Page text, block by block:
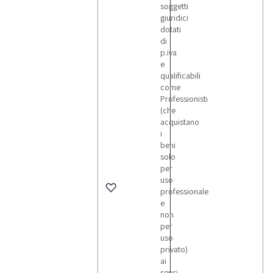
soggetti
giuridici
dotati
di
p.iva
e
qualificabili
come
Professionisti
(che
acquistano
i
beni
solo
per
uso
professionale
e
non
per
uso
privato)
ai